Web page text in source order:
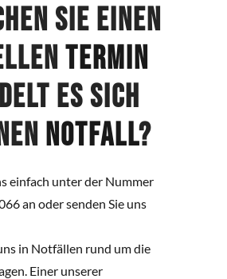
Sie einen
Termin
es sich
Notfall?
einfach unter der Nummer
an oder senden Sie uns
in Notfällen rund um die
Einer unserer